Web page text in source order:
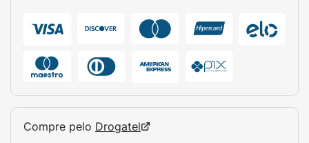
Compre pelo Drogatel